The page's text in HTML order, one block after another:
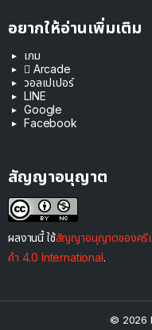
อยากให้อ่านเพิ่มเติม
เกม
 Arcade
วอลเปเปอร์
LINE
Google
Facebook
สัญญาอนุญาต
ผลงานนี้ ใช้สัญญาอนุญาตของครีเ
ค้า 4.0 International.
© 2026